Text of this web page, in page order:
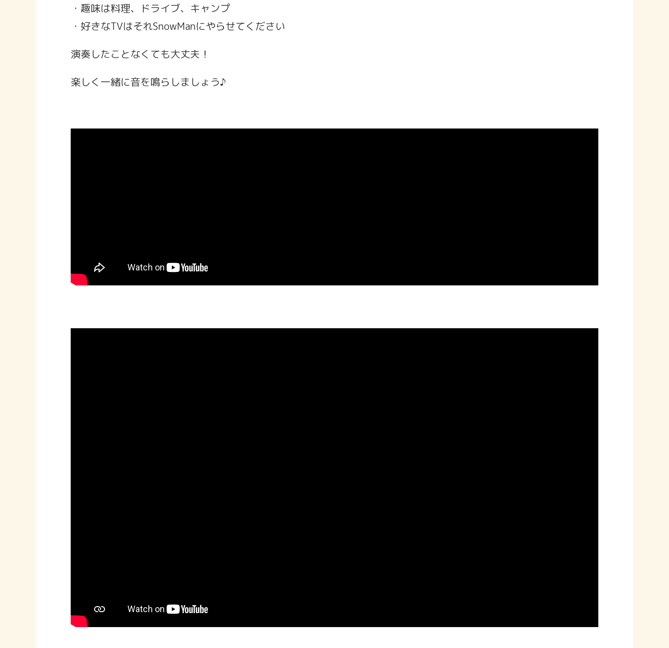
・趣味は料理、ドライブ、キャンプ
・好きなTVはそれSnowManにやらせてください
演奏したことなくても大丈夫！
楽しく一緒に音を鳴らしましょう♪